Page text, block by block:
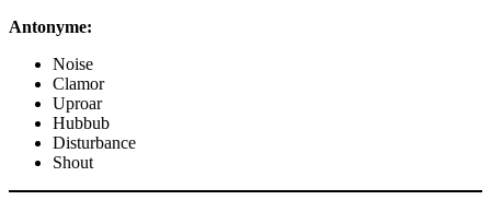
Antonyme:
Noise
Clamor
Uproar
Hubbub
Disturbance
Shout